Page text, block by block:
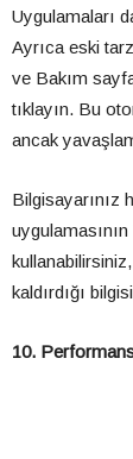
Uygulamaları
Ayrıca eski
ve Bakım
tıklayın. Bu
ancak
Bilgisayarınız
kaldırdığı
10.